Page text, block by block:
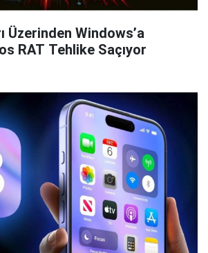
Üzerinden Windows’a
RAT Tehlike Saçıyor